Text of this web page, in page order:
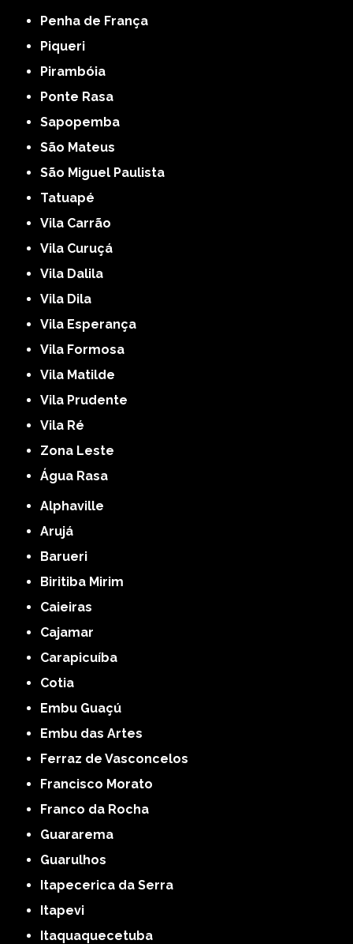
Penha de França
Piqueri
Pirambóia
Ponte Rasa
Sapopemba
São Mateus
São Miguel Paulista
Tatuapé
Vila Carrão
Vila Curuçá
Vila Dalila
Vila Dila
Vila Esperança
Vila Formosa
Vila Matilde
Vila Prudente
Vila Ré
Zona Leste
Água Rasa
Alphaville
Arujá
Barueri
Biritiba Mirim
Caieiras
Cajamar
Carapicuíba
Cotia
Embu Guaçú
Embu das Artes
Ferraz de Vasconcelos
Francisco Morato
Franco da Rocha
Guararema
Guarulhos
Itapecerica da Serra
Itapevi
Itaquaquecetuba